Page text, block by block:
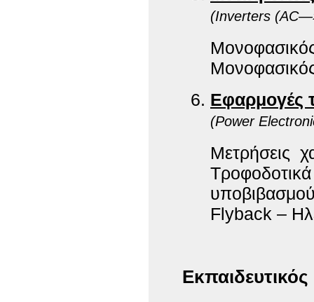
(Inverters
Εφαρμογές
(Power
Μετρήσεις
Flyback –